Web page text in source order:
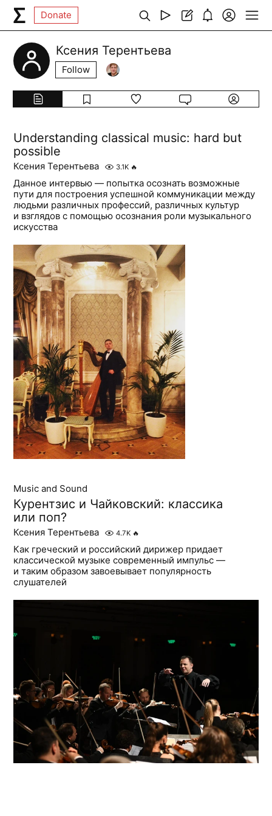
Donate
Ксения Терентьева
Follow
Understanding classical music: hard but
possible
Ксения Терентьева 3.1K 🔥
Данное интервью — попытка осознать возможные
пути для построения успешной коммуникации между
людьми различных профессий, различных культур
и взглядов с помощью осознания роли музыкального
искусства
Music and Sound
Курентзис и Чайковский: классика
или поп?
Ксения Терентьева 4.7K 🔥
Как греческий и российский дирижер придает
классической музыке современный импульс —
и таким образом завоевывает популярность
слушателей